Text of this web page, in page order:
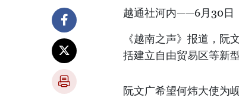
越通社河内——6月30日
《越南之声》报道，阮
括建立自由贸易区等新
阮文广希望何炜大使为